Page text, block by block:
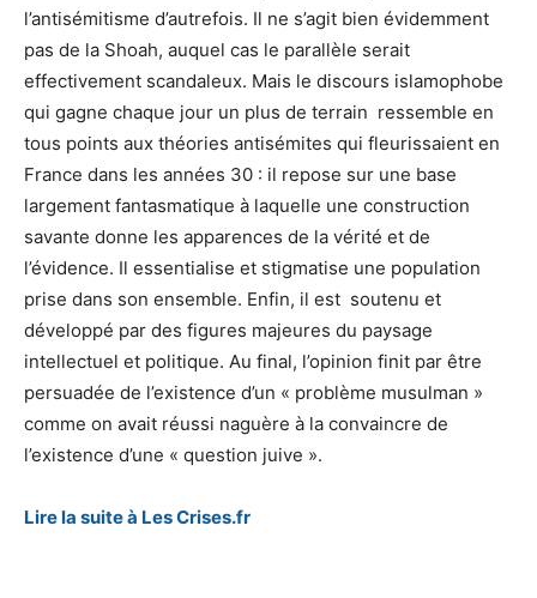
l’antisémitisme d’autrefois. Il ne s’agit bien évidemment
pas de la Shoah, auquel cas le parallèle serait
effectivement scandaleux. Mais le discours islamophobe
qui gagne chaque jour un plus de terrain ressemble en
tous points aux théories antisémites qui fleurissaient en
France dans les années 30 : il repose sur une base
largement fantasmatique à laquelle une construction
savante donne les apparences de la vérité et de
l’évidence. Il essentialise et stigmatise une population
prise dans son ensemble. Enfin, il est soutenu et
développé par des figures majeures du paysage
intellectuel et politique. Au final, l’opinion finit par être
persuadée de l’existence d’un « problème musulman »
comme on avait réussi naguère à la convaincre de
l’existence d’une « question juive ».
Lire la suite à Les Crises.fr